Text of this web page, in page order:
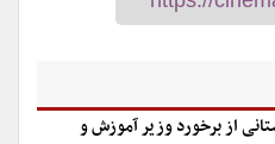
از برخورد وزیر آموزش و